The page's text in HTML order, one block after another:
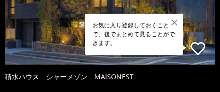
お気に入り登録しておくこと
で、後でまとめて見ることがで
きます。
積水ハウス シャーメゾン MAISONEST